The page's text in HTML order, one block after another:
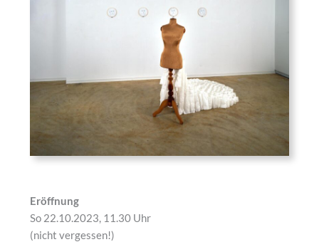
Eröffnung
So 22.10.2023, 11.30 Uhr
(nicht vergessen!)